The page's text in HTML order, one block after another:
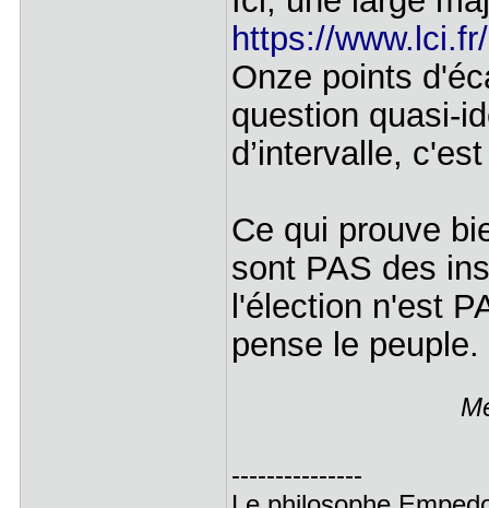
https://
Onze points
question quasi-
d’intervalle,
Ce qui prouve
sont PAS des
l'élection n'est
pense le peuple.
---------------